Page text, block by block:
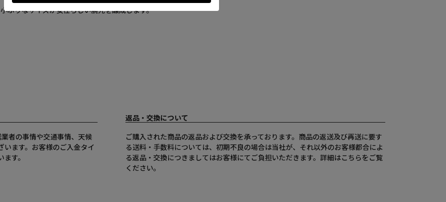
ぶりなサイズが女性らしい腕元を醸成します。
者の事情や交通事情、天候
います。お客様のご入金タイ
す。
返品・交換について
ご購入された商品の返品および交換を承っております。商品の返送及び再送に要す
る送料・手数料については、初期不良の場合は当社が、それ以外のお客様都合によ
る返品・交換につきましてはお客様にてご負担いただきます。詳細はこちらをご覧
ください。